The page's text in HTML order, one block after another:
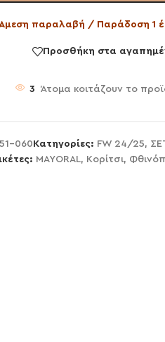
παραλαβή / Παράδοση 1
Προσθήκη στα
3 Άτομα κοιτάζουν το
060 Κατηγορίες: FW 24/25,
MAYORAL, Κορίτσι,